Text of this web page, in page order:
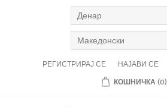
РЕГИСТРИРАЈ СЕ НАЈАВИ СЕ
КОШНИЧКА (0)